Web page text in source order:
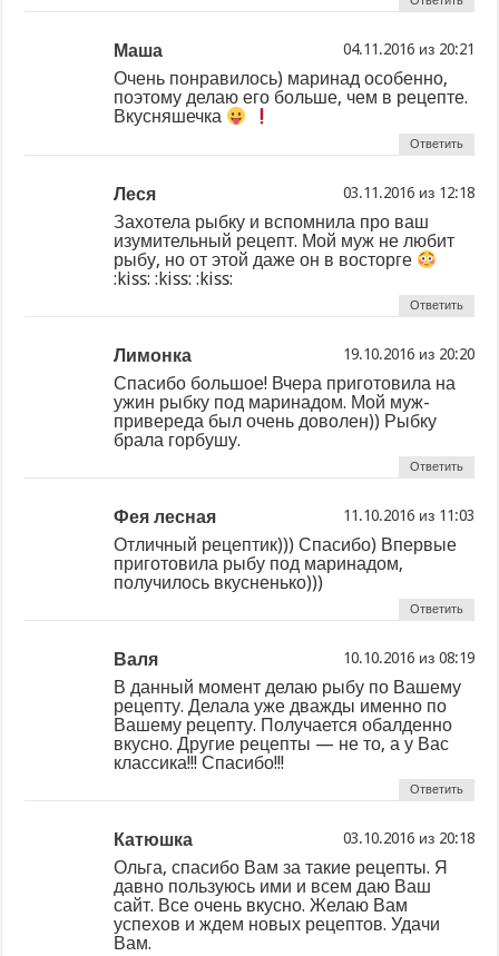
Маша из
Очень понравилось) маринад особенно,
поэтому делаю его больше, чем в рецепте.
Вкусняшечка
Ответить
Леся из
Захотела рыбку и вспомнила про ваш
изумительный рецепт. Мой муж не любит
рыбу, но от этой даже он в восторге
:kiss: :kiss: :kiss:
Ответить
Лимонка из
Спасибо большое! Вчера приготовила на
ужин рыбку под маринадом. Мой муж-
привереда был очень доволен)) Рыбку
брала горбушу.
Ответить
Фея лесная из
Отличный рецептик))) Спасибо) Впервые
приготовила рыбу под маринадом,
получилось вкусненько)))
Ответить
Валя из
В данный момент делаю рыбу по Вашему
рецепту. Делала уже дважды именно по
Вашему рецепту. Получается обалденно
вкусно. Другие рецепты — не то, а у Вас
классика!!! Спасибо!!!
Ответить
Катюшка из
Ольга, спасибо Вам за такие рецепты. Я
давно пользуюсь ими и всем даю Ваш
сайт. Все очень вкусно. Желаю Вам
успехов и ждем новых рецептов. Удачи
Вам.